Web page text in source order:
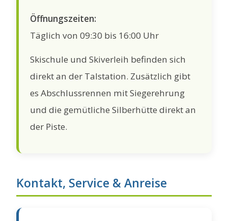
Öffnungszeiten:
Täglich von 09:30 bis 16:00 Uhr
Skischule und Skiverleih befinden sich
direkt an der Talstation. Zusätzlich gibt
es Abschlussrennen mit Siegerehrung
und die gemütliche Silberhütte direkt an
der Piste.
Kontakt, Service & Anreise